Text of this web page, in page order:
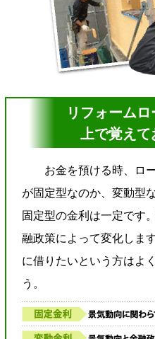
リフォーム
上で覚えて
お金を預ける時、ロ
が固定型なのか、変動型
固定型の金利は一定です
融政策によって変化しま
に借りたいという方はよ
う。